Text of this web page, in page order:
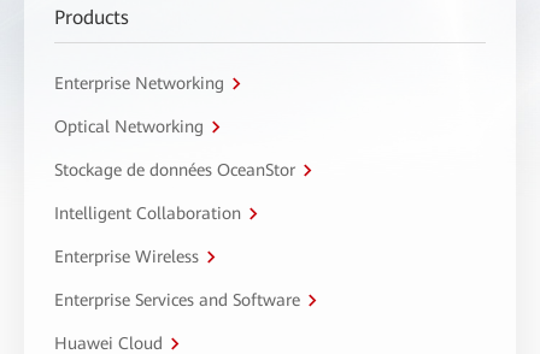
Products
Enterprise Networking
Optical Networking
Stockage de données OceanStor
Intelligent Collaboration
Enterprise Wireless
Enterprise Services and Software
Huawei Cloud